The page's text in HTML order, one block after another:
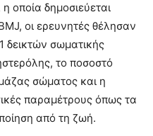
οποία δημοσιεύεται
οι ερευνητές θέλησαν
δεικτών σωματικής
το ποσοστό
σώματος και η
παραμέτρους όπως τα
από τη ζωή.